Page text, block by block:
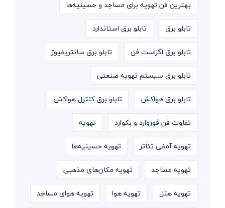
بهترین فن تهویه برای مساجد و حسینیه‌ها
تابلو برق
تابلو برق استاندارد
تابلو برق اگزاست فن
تابلو برق سانتریفیوژ
تابلو برق سیستم تهویه صنعتی
تابلو برق هواکش
تابلو برق کنترل هواکش
تفاوت فن فوروارد و بکوارد
تهویه
تهویه آمفی تئاتر
تهویه حسینیه‌ها
تهویه مساجد
تهویه مکان‌های مذهبی
تهویه هتل
تهویه هوا
تهویه هوای مساجد